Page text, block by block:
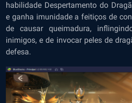
habilidade Despertamento do
e ganha imunidade a feitiços de
de causar queimadura,
inimigos, e de invocar peles de
defesa.